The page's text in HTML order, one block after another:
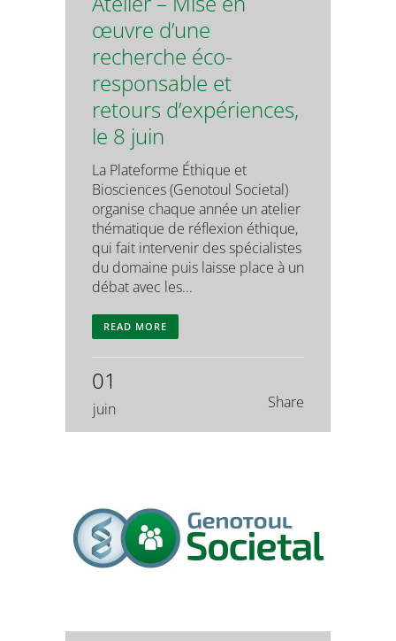
œuvre d’une
recherche éco-
responsable et
retours d’expériences,
le 8 juin
La Plateforme Éthique et
Biosciences (Genotoul Societal)
organise chaque année un atelier
thématique de réflexion éthique,
qui fait intervenir des spécialistes
du domaine puis laisse place à un
débat avec les...
READ MORE
01
juin Share